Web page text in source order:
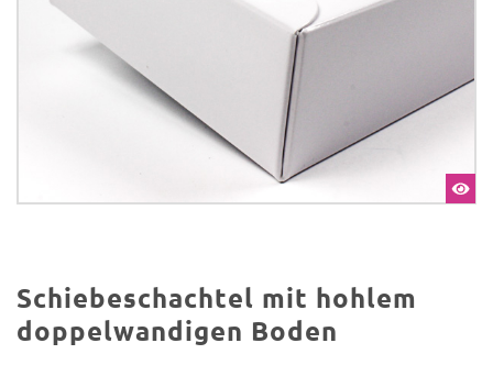
Schiebeschachtel mit hohlem
doppelwandigen Boden